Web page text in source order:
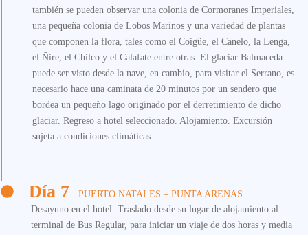
también se pueden observar una colonia de Cormoranes Imperiales,
una pequeña colonia de Lobos Marinos y una variedad de plantas
que componen la flora, tales como el Coigüe, el Canelo, la Lenga,
el Ñire, el Chilco y el Calafate entre otras. El glaciar Balmaceda
puede ser visto desde la nave, en cambio, para visitar el Serrano, es
necesario hace una caminata de 20 minutos por un sendero que
bordea un pequeño lago originado por el derretimiento de dicho
glaciar. Regreso a hotel seleccionado. Alojamiento. Excursión
sujeta a condiciones climáticas.
Día 7
PUERTO NATALES – PUNTA ARENAS
Desayuno en el hotel. Traslado desde su lugar de alojamiento al
terminal de Bus Regular, para iniciar un viaje de dos horas y media